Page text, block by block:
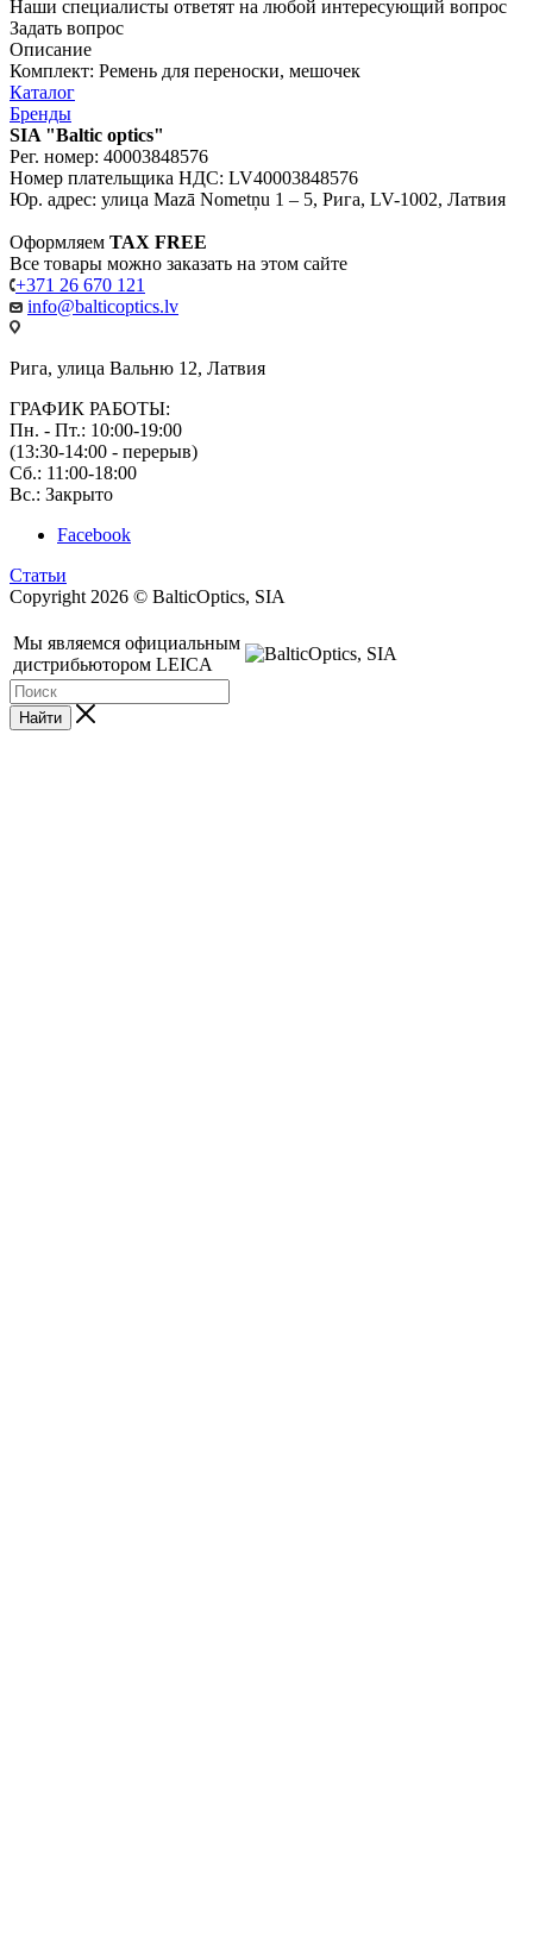
Наши специалисты ответят на любой интересующий вопрос
Задать вопрос
Описание
Комплект: Ремень для переноски, мешочек
Каталог
Бренды
SIA "Baltic optics"
Рег. номер: 40003848576
Номер плательщика НДС: LV40003848576
Юр. адрес: улица Mazā Nometņu 1 – 5, Рига, LV-1002, Латвия
Оформляем TAX FREE
Все товары можно заказать на этом сайте
+371 26 670 121
info@balticoptics.lv
Рига, улица Вальню 12, Латвия
ГРАФИК РАБОТЫ:
Пн. - Пт.: 10:00-19:00
(13:30-14:00 - перерыв)
Сб.: 11:00-18:00
Вс.: Закрыто
Facebook
Статьи
Copyright 2026 © BalticOptics, SIA
Мы являемся официальным
дистрибьютором LEICA
Найти